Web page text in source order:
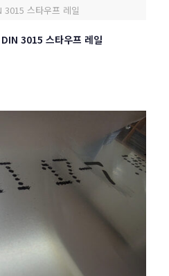
3015 스타우프 레일
3015 스타우프 레일